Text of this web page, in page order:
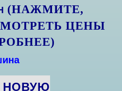
(НАЖМИТЕ,
ЦЕНЫ
НОВУЮ